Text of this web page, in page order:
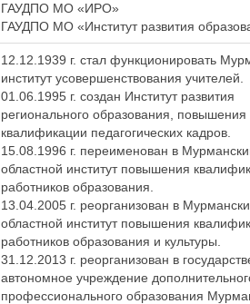
ГАУДПО МО «ИРО»
ГАУДПО МО «Институт развития
12.12.1939 г. стал функционировать
институт усовершенствования учителей.
01.06.1995 г. создан Институт развития
регионального образования, повышения
квалификации педагогических кадров.
15.08.1996 г. переименован в
областной институт повышения
работников образования.
13.04.2005 г. реорганизован в
областной институт повышения
работников образования и культуры.
31.12.2013 г. реорганизован в
автономное учреждение
профессионального образования